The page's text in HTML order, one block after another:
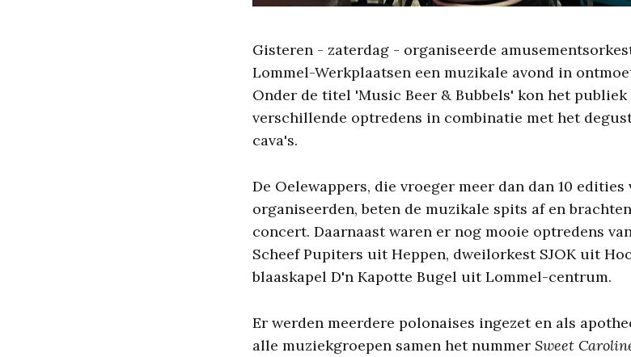
Gisteren - zaterdag - organiseerde
Lommel-Werkplaatsen een muzikale avond in
Onder de titel 'Music Beer & Bubbels' kon het
verschillende optredens in combinatie met het
cava's.
De Oelewappers, die vroeger meer dan dan 10
organiseerden, beten de muzikale spits af en
concert. Daarnaast waren er nog mooie optredens
Scheef Pupiters uit Heppen, dweilorkest SJOK uit
blaaskapel D'n Kapotte Bugel uit Lommel-centrum.
Er werden meerdere polonaises ingezet en als
alle muziekgroepen samen het nummer Sweet